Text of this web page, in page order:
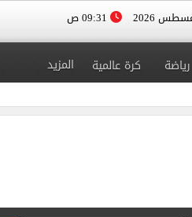
رياضة كرة عالمية المزيد